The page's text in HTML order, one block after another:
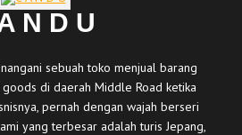
N D U
sebuah toko menjual barang
di daerah Middle Road ketika
pernah dengan wajah berseri
yang terbesar adalah turis Jepang,